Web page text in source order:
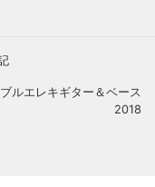
ルエレキギター＆ベース
2018